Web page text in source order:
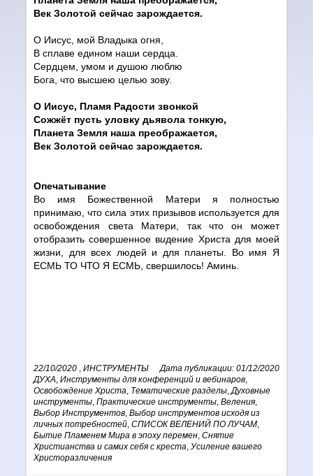
Век Золотой сейчас зарождается.
О Иисус, мой Владыка огня,
В сплаве едином наши сердца.
Сердцем, умом и душою люблю
Бога, что высшею целью зову.
О Иисус, Пламя Радости звонкой
Сожжёт пусть уловку дьявола тонкую,
Планета Земля наша преображается,
Век Золотой сейчас зарождается.
Опечатывание
Во имя Божественной Матери я полностью
принимаю, что сила этих призывов используется для
освобождения света Матери, так что он может
отобразить совершенное видение Христа для моей
жизни, для всех людей и для планеты. Во имя Я
ЕСМЬ ТО ЧТО Я ЕСМЬ, свершилось! Аминь.
22/10/2020 Дата публикации: 01/12/2020
,ИНСТРУМЕНТЫ
ДУХА ,Инструменты для конференций и вебинаров
Освобождение Христа Тематические разделы ,Духовные
инструменты ,Практические инструменты ,Веления
Выбор Инструментов ,Выбор инструментов исходя из
личных потребностей ,СПИСОК ВЕЛЕНИЙ ПО ЛУЧАМ
Бытие Пламенем Мира в эпоху перемен ,Снятие
Христианства и самих себя с креста Усиление вашего
Христоразличения